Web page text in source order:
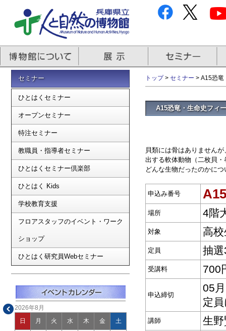
セミナー
ひとはくセミナー
オープンセミナー
特注セミナー
教職員・指導者セミナー
ひとはくセミナー倶楽部
ひとはく Kids
学校教育支援
フロアスタッフのイベント・ワーク
ショップ
ひとはく研究員Webセミナー
2026年8月
日 月 火 水 木 金 土
トップ> セミナー > A15恐
A15恐竜・生命史フィ
貝類には骨はありません
出する軟体動物（二枚貝
どんな生物だったのかに
申込み番号 A15
場所 4階
対象 高
定員 抽
受講料 700
申込締切
05
定
講師 生